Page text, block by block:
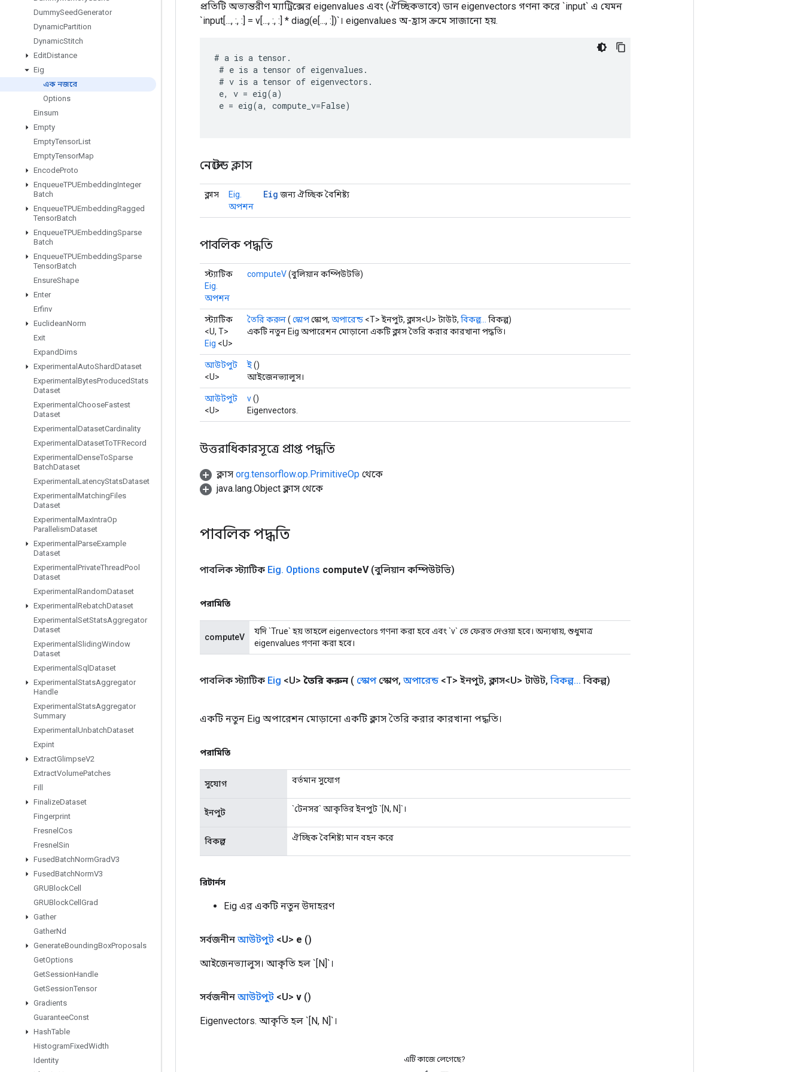
DummySeedGenerator
DynamicPartition
DynamicStitch
EditDistance
Eig
এক নজরে
Options
Einsum
Empty
EmptyTensorList
EmptyTensorMap
EncodeProto
EnqueueTPUEmbeddingInteger
Batch
EnqueueTPUEmbeddingRagged
TensorBatch
EnqueueTPUEmbeddingSparse
Batch
EnqueueTPUEmbeddingSparse
TensorBatch
EnsureShape
Enter
Erfinv
EuclideanNorm
Exit
ExpandDims
Experimental AutoShardDataset
Experimental BytesProducedStats
Dataset
Experimental ChooseFastest
Dataset
Experimental DatasetCardinality
Experimental DatasetToTFRecord
Experimental DenseToSparse
BatchDataset
Experimental LatencyStatsDataset
Experimental MatchingFiles
Dataset
Experimental MaxIntraOp
ParallelismDataset
Experimental ParseExample
Dataset
Experimental PrivateThreadPool
Dataset
Experimental RandomDataset
Experimental RebatchDataset
Experimental SetStatsAggregator
Dataset
Experimental SlidingWindow
Dataset
Experimental Sql Dataset
Experimental StatsAggregator
Handle
Experimental StatsAggregator
Summary
Experimental UnbatchDataset
Expint
ExtractGlimpseV2
ExtractVolumePatches
Fill
FinalizeDataset
Fingerprint
Fresnel Cos
Fresnel Sin
FusedBatchNormGradV3
FusedBatchNormV3
GRUBlockCell
GRUBlockCell Grad
Gather
GatherNd
GenerateBoundingBoxProposals
GetOptions
GetSessionHandle
GetSessionTensor
Gradients
GuaranteeConst
HashTable
HistogramFixedWidth
Identity
প্রতিটি অভ্যন্তরীণ ম্যাট্রিক্সের eigenvalues ​​এবং (ঐচ্ছিকভাবে) ডান eigenvectors গণনা করে `input` এ যেমন
`input[..., :, :] = v[..., :, :] * diag(e[..., :])`। eigenvalues ​​অ-হ্রাস ক্রমে সাজানো হয়.
# a is a tensor .
# e is a tensor of eigenvalues .
# v is a tensor of eigenvectors .
e, v = eig(a)
e = eig(a, compute_v=False)
নেস্টেড ক্লাস
ক্লাস
Eig.
অপশন
Eig জন্য ঐচ্ছিক বৈশিষ্ট্য
পাবলিক পদ্ধতি
স্ট্যাটিক
Eig.
অপশন
computeV(বুলিয়ান কম্পিউটভি)
স্ট্যাটিক
<U, T>
Eig <U>
তৈরি করুন( স্কোপস্কোপ, অপারেন্ড <T> ইনপুট, ক্লাস<U> টাউট, বিকল্প...
বিকল্প)
একটি নতুন Eig অপারেশন মোড়ানো একটি ক্লাস তৈরি করার কারখানা পদ্ধতি।
আউটপুট
<U>
ই()
আইজেনভ্যালুস।
আউটপুট
<U>
v()
Eigenvectors.
উত্তরাধিকারসূত্রে প্রাপ্ত পদ্ধতি
ক্লাস org.tensorflow.op.PrimitiveOp থেকে
java.lang.Object ক্লাস থেকে
পাবলিক পদ্ধতি
পাবলিক স্ট্যাটিক Eig. Options computeV (বুলিয়ান কম্পিউটভি)
পরামিতি
computeV
যদি `True` হয় তাহলে eigenvectors গণনা করা হবে এবং `v` তে ফেরত দেওয়া হবে। অন্যথায়, শুধুমাত্র
eigenvalues ​​গণনা করা হবে।
পাবলিক স্ট্যাটিক Eig <U> তৈরি করুন ( স্কোপস্কোপ, অপারেন্ড <T> ইনপুট, ক্লাস<U> টাউট, বিকল্প... বিকল্প)
একটি নতুন Eig অপারেশন মোড়ানো একটি ক্লাস তৈরি করার কারখানা পদ্ধতি।
পরামিতি
সুযোগ বর্তমান সুযোগ
ইনপুট `টেনসর` আকৃতির ইনপুট `[N, N]`।
বিকল্প ঐচ্ছিক বৈশিষ্ট্য মান বহন করে
রিটার্নস
Eig এর একটি নতুন উদাহরণ
সর্বজনীন আউটপুট <U> e ()
আইজেনভ্যালুস। আকৃতি হল `[N]`।
সর্বজনীন আউটপুট <U> v ()
Eigenvectors. আকৃতি হল `[N, N]`।
এটি কাজে লেগেছে?